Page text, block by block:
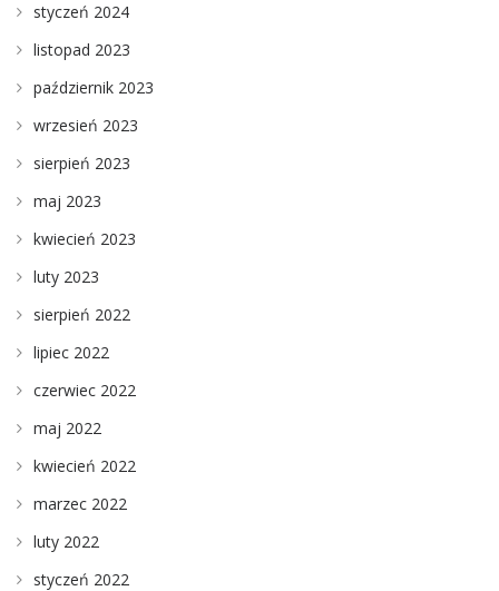
styczeń 2024
listopad 2023
październik 2023
wrzesień 2023
sierpień 2023
maj 2023
kwiecień 2023
luty 2023
sierpień 2022
lipiec 2022
czerwiec 2022
maj 2022
kwiecień 2022
marzec 2022
luty 2022
styczeń 2022